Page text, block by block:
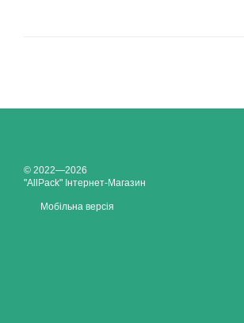
© 2022—2026
"AllPack" Інтернет-Магазин
Мобільна версія